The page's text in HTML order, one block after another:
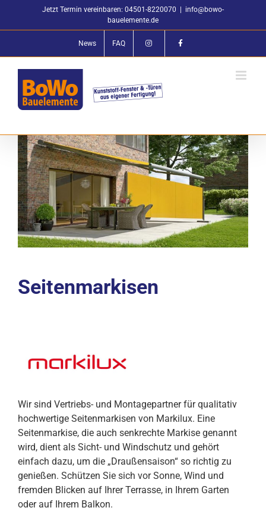
Jetzt Termin vereinbaren: 04501-8220070
info@bowo-
bauelemente.de
News FAQ
Seitenmarkisen
Wir sind Vertriebs- und Montagepartner für qualitativ
hochwertige Seitenmarkisen von Markilux. Eine
Seitenmarkise, die auch senkrechte Markise genannt
wird, dient als Sicht- und Windschutz und gehört
einfach dazu, um die „Draußensaison“ so richtig zu
genießen. Schützen Sie sich vor Sonne, Wind und
fremden Blicken auf Ihrer Terrasse, in Ihrem Garten
oder auf Ihrem Balkon.